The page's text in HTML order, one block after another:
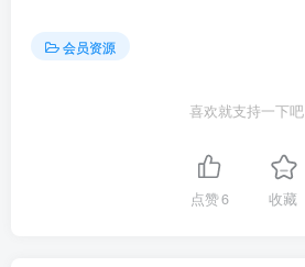
会员资源
喜欢就支持一下吧
点赞6 收藏